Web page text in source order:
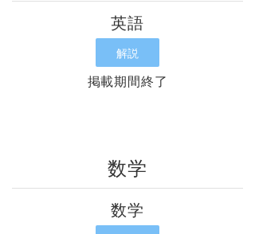
英語
解説
掲載期間終了
数学
数学